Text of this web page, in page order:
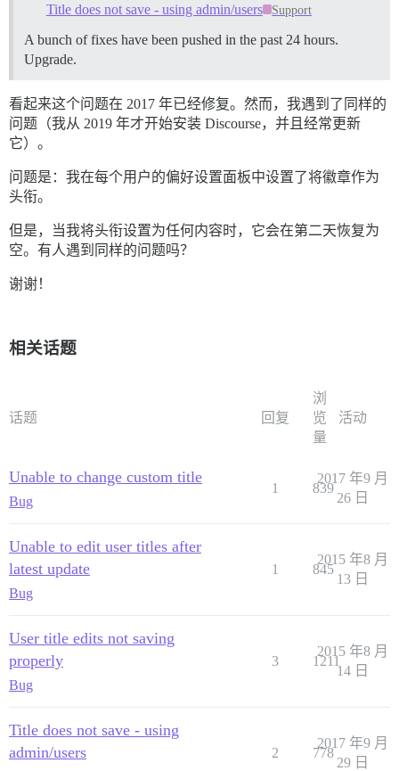
Title does not save - using admin/users Support
A bunch of fixes have been pushed in the past 24 hours.
Upgrade.
看起来这个问题在 2017 年已经修复。然而，我遇到了同样的
问题（我从 2019 年才开始安装 Discourse，并且经常更新
它）。
问题是：我在每个用户的偏好设置面板中设置了将徽章作为
头衔。
但是，当我将头衔设置为任何内容时，它会在第二天恢复为
空。有人遇到同样的问题吗？
谢谢！
相关话题
话题 回复
浏
览
量
活动
Unable to change custom title
Bug
1 839
2017 年9 月
26 日
Unable to edit user titles after
latest update
Bug
1 845
2015 年8 月
13 日
User title edits not saving
properly
Bug
3 1211
2015 年8 月
14 日
Title does not save - using
admin/users
2 778
2017 年9 月
29 日